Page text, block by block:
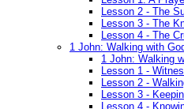
Lesson 2 - The
Lesson 3 - The
Lesson 4 - The
1 John: Walking with
1 John: Walking
Lesson 1 -
Lesson 2 -
Lesson 3 -
Lesson 4 -